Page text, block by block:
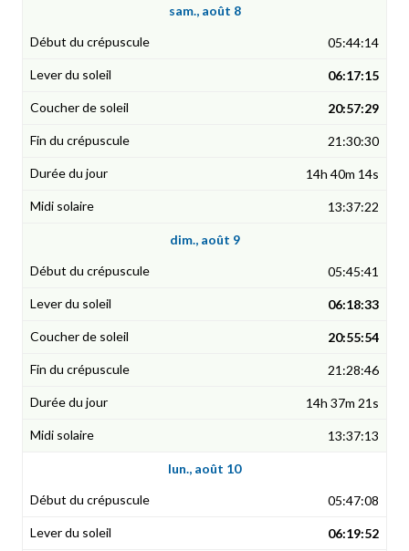
sam., août 8
05:44:14
06:17:15
20:57:29
21:30:30
14h 40m 14s
13:37:22
dim., août 9
05:45:41
06:18:33
20:55:54
21:28:46
14h 37m 21s
13:37:13
lun., août 10
05:47:08
06:19:52